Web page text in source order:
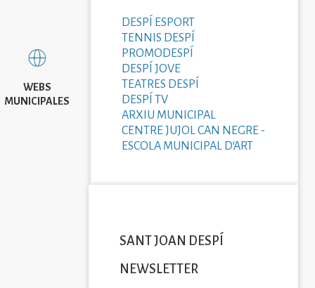
WEBS
MUNICIPALES
DESPÍ ESPORT
TENNIS DESPÍ
PROMODESPÍ
DESPÍ JOVE
TEATRES DESPÍ
DESPÍ TV
ARXIU MUNICIPAL
CENTRE JUJOL CAN NEGRE -
ESCOLA MUNICIPAL D'ART
SANT JOAN DESPÍ
NEWSLETTER